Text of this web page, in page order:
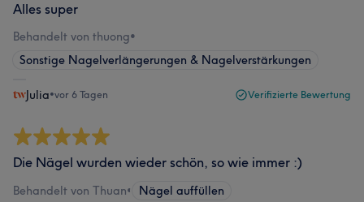
Alles super
Behandelt von thuong•
Sonstige Nagelverlängerungen & Nagelverstärkungen
Julia•vor 6 Tagen Verifizierte Bewertung
Die Nägel wurden wieder schön, so wie immer :)
Behandelt von Thuan• Nägel auffüllen